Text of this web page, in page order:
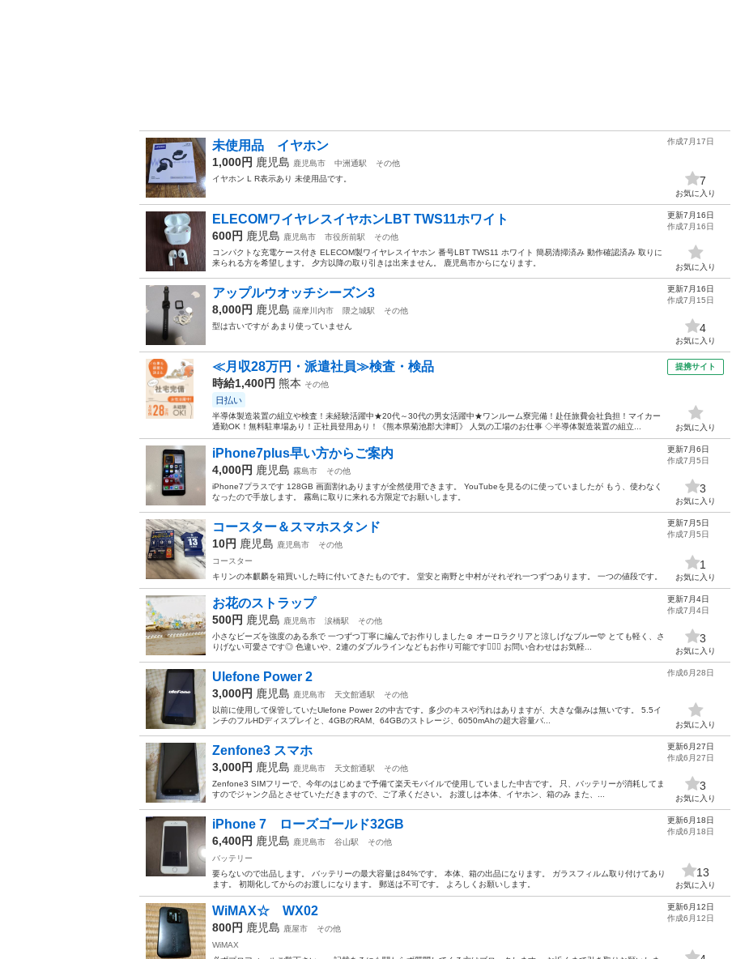
未使用品 イヤホン
1,000円 鹿児島 鹿児島市 中洲通駅
その他
イヤホン L R表示あり 未使用品です。
作成7月17日
7
お気に入り
ELECOMワイヤレスイヤホンLBT TWS11ホワイト
600円 鹿児島 鹿児島市 市役所前駅
その他
コンパクトな充電ケース付き ELECOM製ワイヤレスイヤホン 番号LBT TWS11 ホワイト 簡易清掃済み 動作確認済み 取りに
来られる方を希望します。 夕方以降の取り引きは出来ません。 鹿児島市からになります。
更新7月16日
作成7月16日
お気に入り
アップルウオッチシーズン3
8,000円 鹿児島 薩摩川内市 隈之城駅
その他
型は古いですが あまり使っていません
更新7月16日
作成7月15日
4
お気に入り
≪月収28万円・派遣社員≫検査・検品
時給1,400円 熊本 その他
日払い
半導体製造装置の組立や検査！未経験活躍中★20代～30代の男女活躍中★ワンルーム寮完備！赴任旅費会社負担！マイカー
通勤OK！無料駐車場あり！正社員登用あり！《熊本県菊池郡大津町》 人気の工場のお仕事 ◇半導体製造装置の組立...
提携サイト
お気に入り
iPhone7plus早い方からご案内
4,000円 鹿児島 霧島市
その他
iPhone7プラスです 128GB 画面割れありますが全然使用できます。 YouTubeを見るのに使っていましたが もう、使わなく
なったので手放します。 霧島に取りに来れる方限定でお願いします。
更新7月6日
作成7月5日
3
お気に入り
コースター＆スマホスタンド
10円 鹿児島 鹿児島市
その他
コースター
キリンの本麒麟を箱買いした時に付いてきたものです。 堂安と南野と中村がそれぞれ一つずつあります。 一つの値段です。
更新7月5日
作成7月5日
1
お気に入り
お花のストラップ
500円 鹿児島 鹿児島市 涙橋駅
その他
小さなビーズを強度のある糸で 一つずつ丁寧に編んでお作りしました☺︎ オーロラクリアと涼しげなブルー🩵 とても軽く、さ
りげない可愛さです◎ 色違いや、2連のダブルラインなどもお作り可能です🙆🏽‍♀️ お問い合わせはお気軽...
更新7月4日
作成7月4日
3
お気に入り
Ulefone Power 2
3,000円 鹿児島 鹿児島市 天文館通駅
その他
以前に使用して保管していたUlefone Power 2の中古です。多少のキスや汚れはありますが、大きな傷みは無いです。 5.5イ
ンチのフルHDディスプレイと、4GBのRAM、64GBのストレージ、6050mAhの超大容量バ...
作成6月28日
お気に入り
Zenfone3 スマホ
3,000円 鹿児島 鹿児島市 天文館通駅
その他
Zenfone3 SIMフリーで、今年のはじめまで予備て楽天モバイルで使用していました中古です。 只、バッテリーが消耗してま
すのでジャンク品とさせていただきますので、ご了承ください。 お渡しは本体、イヤホン、箱のみ また、...
更新6月27日
作成6月27日
3
お気に入り
iPhone 7 ローズゴールド32GB
6,400円 鹿児島 鹿児島市 谷山駅
その他
バッテリー
要らないので出品します。 バッテリーの最大容量は84%です。 本体、箱の出品になります。 ガラスフィルム取り付けてあり
ます。 初期化してからのお渡しになります。 郵送は不可です。 よろしくお願いします。
更新6月18日
作成6月18日
13
お気に入り
WiMAX☆ WX02
800円 鹿児島 鹿屋市
その他
WiMAX
更新6月12日
作成6月12日